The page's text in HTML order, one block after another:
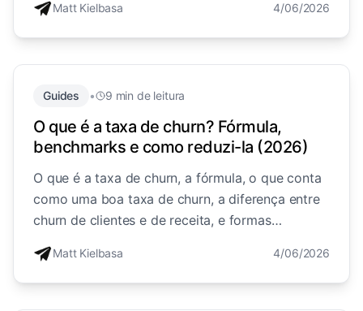
Matt Kielbasa 4/06/2026
Guides • 9 min de leitura
O que é a taxa de churn? Fórmula,
benchmarks e como reduzi-la (2026)
O que é a taxa de churn, a fórmula, o que conta
como uma boa taxa de churn, a diferença entre
churn de clientes e de receita, e formas
Matt Kielbasa 4/06/2026